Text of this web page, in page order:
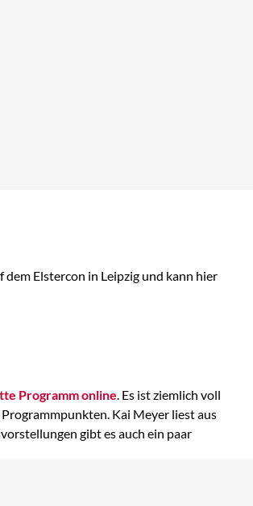
Elstercon in Leipzig und kann hier
Programm online. Es ist ziemlich voll
Kai Meyer liest aus
gibt es auch ein paar